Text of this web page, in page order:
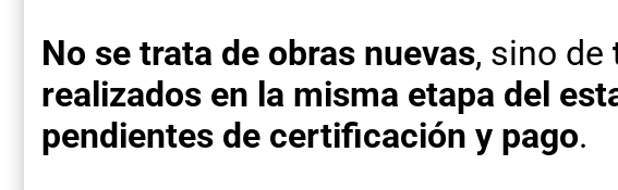
No se trata de obras nuevas, sino de
realizados en la misma etapa del
pendientes de certificación y pago.